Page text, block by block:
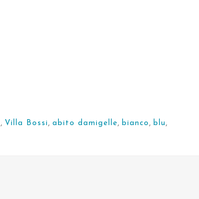
, Villa Bossi , abito damigelle, bianco , blu ,